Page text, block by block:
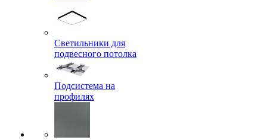
Светильники для
подвесного потолка
Подсистема на
профилях